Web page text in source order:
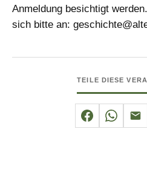
Anmeldung besichtigt
sich bitte an:
TEILE DIESE